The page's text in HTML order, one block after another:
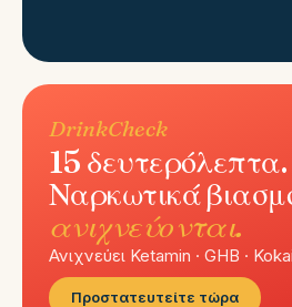
DrinkCheck
15 δευτερόλεπτα.
Ναρκωτικά
ανιχνεύονται.
Ανιχνεύει Ketamin · GHB ·
Προστατευτείτε τώρα